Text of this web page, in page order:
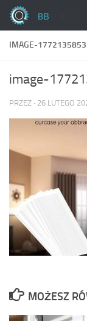
Skip to content
IMAGE-
image-
PRZEZ · 26 LUTEGO
MOŻESZ